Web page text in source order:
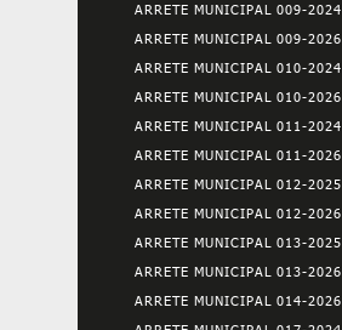
ARRETE MUNICIPAL 009-2024
ARRETE MUNICIPAL 009-2026
ARRETE MUNICIPAL 010-2024
ARRETE MUNICIPAL 010-2026
ARRETE MUNICIPAL 011-2024
ARRETE MUNICIPAL 011-2026
ARRETE MUNICIPAL 012-2025
ARRETE MUNICIPAL 012-2026
ARRETE MUNICIPAL 013-2025
ARRETE MUNICIPAL 013-2026
ARRETE MUNICIPAL 014-2026